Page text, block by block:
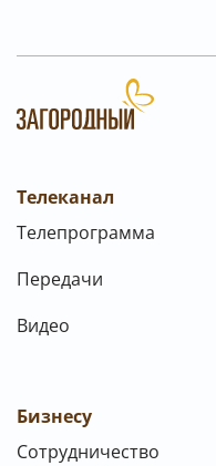
Телеканал
Телепрограмма
Передачи
Видео
Бизнесу
Сотрудничество